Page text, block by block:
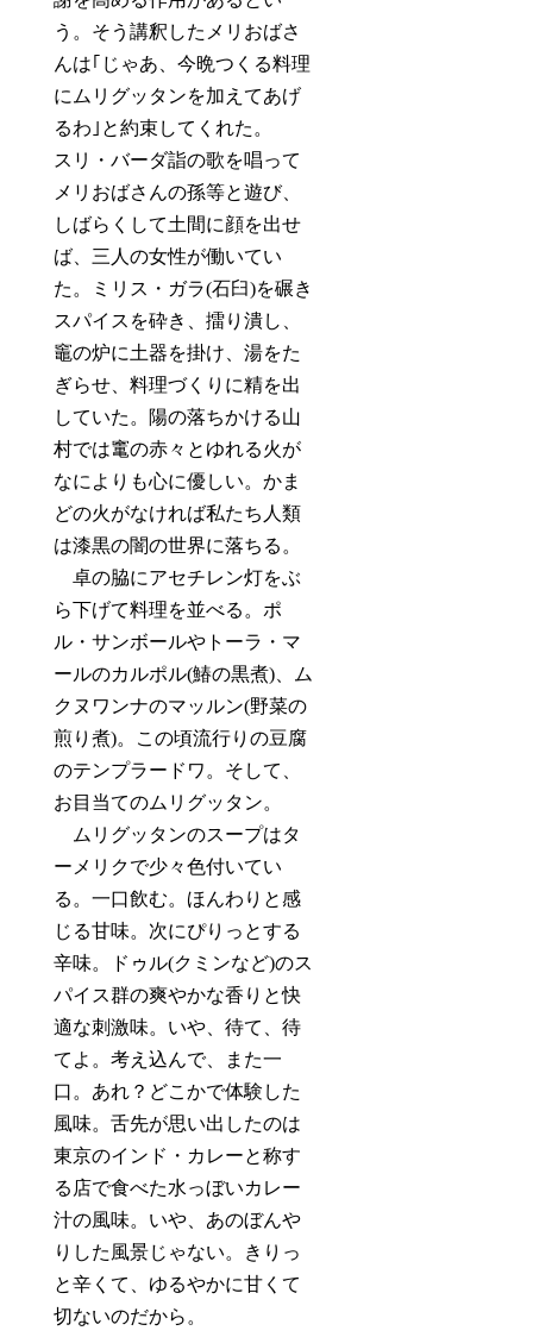
う。そう講釈したメリおばさ
んは｢じゃあ、今晩つくる料理
にムリグッタンを加えてあげ
るわ｣と約束してくれた。
スリ・バーダ詣の歌を唱って
メリおばさんの孫等と遊び、
しばらくして土間に顔を出せ
ば、三人の女性が働いてい
た。ミリス・ガラ(石臼)を碾き
スパイスを砕き、擂り潰し、
竈の炉に土器を掛け、湯をた
ぎらせ、料理づくりに精を出
していた。陽の落ちかける山
村では竃の赤々とゆれる火が
なによりも心に優しい。かま
どの火がなければ私たち人類
は漆黒の闇の世界に落ちる。
卓の脇にアセチレン灯をぶ
ら下げて料理を並べる。ポ
ル・サンボールやトーラ・マ
ールのカルポル(鰆の黒煮)、ム
クヌワンナのマッルン(野菜の
煎り煮)。この頃流行りの豆腐
のテンプラードワ。そして、
お目当てのムリグッタン。
ムリグッタンのスープはタ
ーメリクで少々色付いてい
る。一口飲む。ほんわりと感
じる甘味。次にぴりっとする
辛味。ドゥル(クミンなど)のス
パイス群の爽やかな香りと快
適な刺激味。いや、待て、待
てよ。考え込んで、また一
口。あれ？どこかで体験した
風味。舌先が思い出したのは
東京のインド・カレーと称す
る店で食べた水っぼいカレー
汁の風味。いや、あのぼんや
りした風景じゃない。きりっ
と辛くて、ゆるやかに甘くて
切ないのだから。